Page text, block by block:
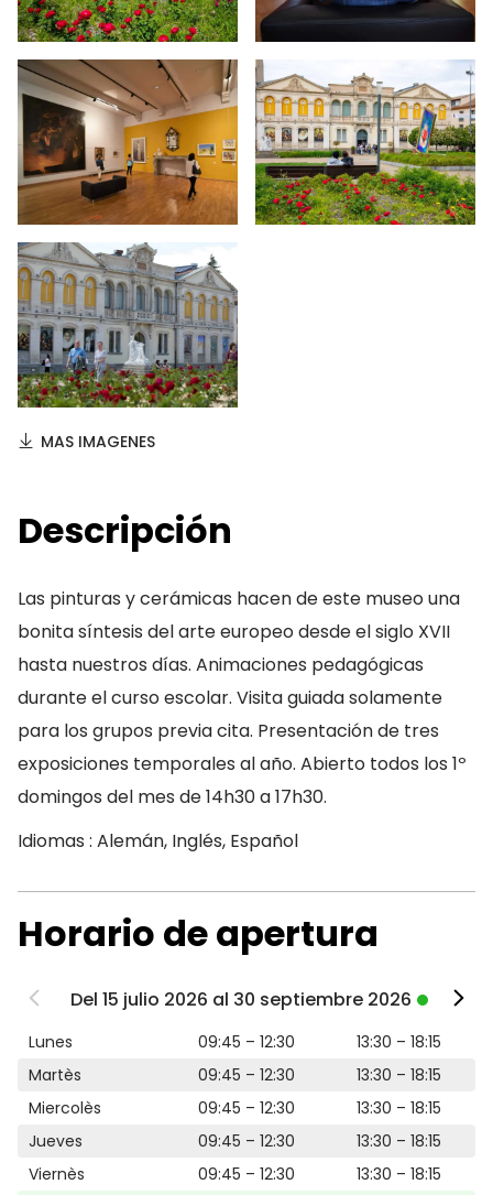
MAS IMAGENES
Descripción
Las pinturas y cerámicas hacen de este museo una
bonita síntesis del arte europeo desde el siglo XVII
hasta nuestros días. Animaciones pedagógicas
durante el curso escolar. Visita guiada solamente
para los grupos previa cita. Presentación de tres
exposiciones temporales al año. Abierto todos los 1º
domingos del mes de 14h30 a 17h30.
Idiomas : Alemán, Inglés, Español
Horario de apertura
Del 15 julio 2026 al 30 septiembre 2026
Lunes 09:45 – 12:30
13:30 – 18:15
Martès
09:45 – 12:30
13:30 – 18:15
Miercolès
09:45 – 12:30
13:30 – 18:15
Jueves
09:45 – 12:30
13:30 – 18:15
Viernès
09:45 – 12:30
13:30 – 18:15